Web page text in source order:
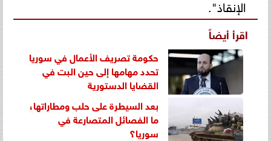
الإنقاذ".
اقرأ أيضاً
حكومة تصريف الأعمال في سوريا
تحدد مهامها إلى حين البت في
القضايا الدستورية
بعد السيطرة على حلب ومطاراتها،
ما الفصائل المتصارعة في
سوريا؟